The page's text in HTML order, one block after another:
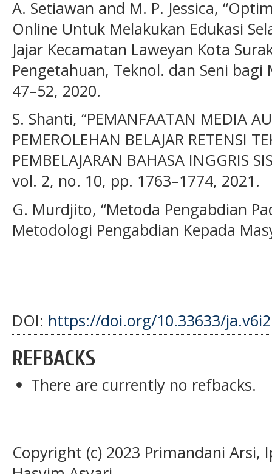
A. Setiawan and M. P. Jessica,
Online Untuk Melakukan Edukasi
Jajar Kecamatan Laweyan Kota
Pengetahuan, Teknol. dan Seni
47–52, 2020.
S. Shanti, “PEMANFAATAN MEDIA
PEMEROLEHAN BELAJAR RETENSI
PEMBELAJARAN BAHASA INGGRIS
vol. 2, no. 10, pp. 1763–1774, 2021.
G. Murdjito, “Metoda Pengabdian
Metodologi Pengabdian Kepada
DOI: https://doi.org/10.33633/
REFBACKS
There are currently no refbacks.
Copyright (c) 2023 Primandani Arsi,